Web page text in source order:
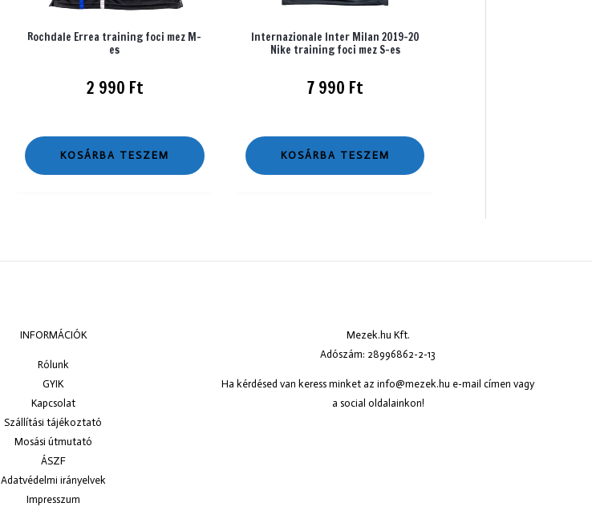
Rochdale Errea training foci mez M-
es
2 990 Ft
KOSÁRBA TESZEM
Internazionale Inter Milan 2019-20
Nike training foci mez S-es
7 990 Ft
KOSÁRBA TESZEM
INFORMÁCIÓK
Rólunk
GYIK
Kapcsolat
Szállítási tájékoztató
Mosási útmutató
ÁSZF
Adatvédelmi irányelvek
Impresszum
Mezek.hu Kft.
Adószám: 28996862-2-13
Ha kérdésed van keress minket az info@mezek.hu e-mail címen vagy
a social oldalainkon!